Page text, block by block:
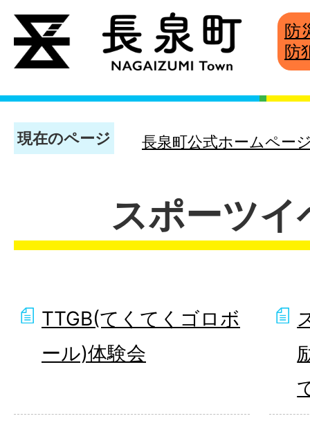
防
防
現在のページ 長泉町公式ホームペー
スポーツイ
TTGB(てくてくゴロボ
ール)体験会